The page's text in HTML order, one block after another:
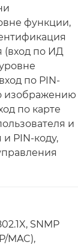
функции,
(вход по ИД
по PIN-
изображению
по карте
и
PIN-коду,
SNMP
MAC),